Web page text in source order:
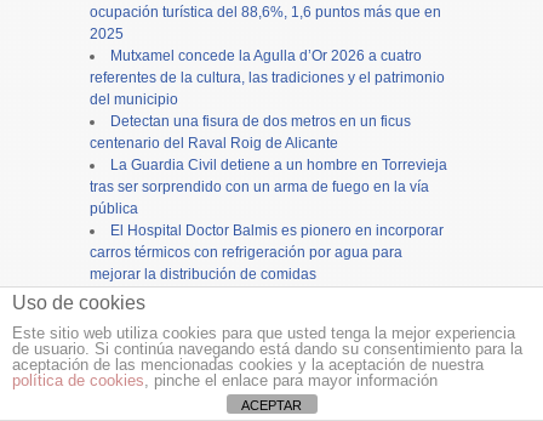
ocupación turística del 88,6%, 1,6 puntos más que en
2025
Mutxamel concede la Agulla d’Or 2026 a cuatro
referentes de la cultura, las tradiciones y el patrimonio
del municipio
Detectan una fisura de dos metros en un ficus
centenario del Raval Roig de Alicante
La Guardia Civil detiene a un hombre en Torrevieja
tras ser sorprendido con un arma de fuego en la vía
pública
El Hospital Doctor Balmis es pionero en incorporar
carros térmicos con refrigeración por agua para
mejorar la distribución de comidas
Buscan en Benidorm a los familiares de una urna
supermercado
Copyright © 12tv y12endigital.es
Uso de cookies
Este sitio web utiliza cookies para que usted tenga la mejor experiencia
de usuario. Si continúa navegando está dando su consentimiento para la
aceptación de las mencionadas cookies y la aceptación de nuestra
política de cookies, pinche el enlace para mayor información
ACEPTAR